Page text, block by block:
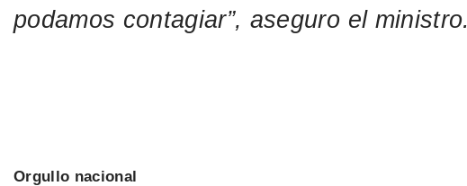
podamos contagiar”, aseguro el ministro.
Orgullo nacional